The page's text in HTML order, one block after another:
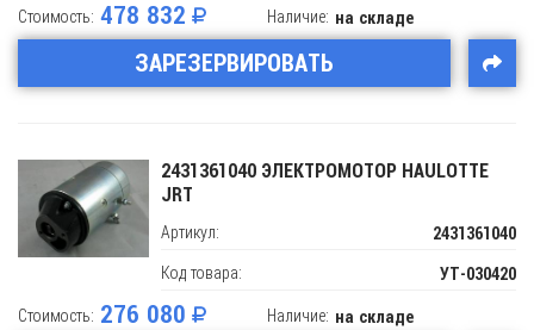
Стоимость: 478 832
ЗАРЕЗЕРВИРОВАТЬ
Наличие: на складе
2431361040 ЭЛЕКТРОМОТОР HAULOTTE
JRT
Артикул:
2431361040
Код товара: УТ-030420
Стоимость: 276 080
Наличие: на складе